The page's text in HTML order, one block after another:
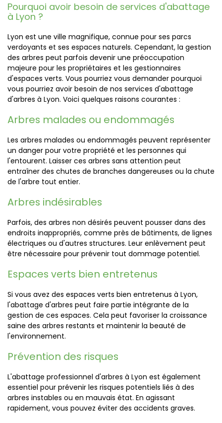
Pourquoi avoir besoin de services d'abattage
à Lyon ?
Lyon est une ville magnifique, connue pour ses parcs
verdoyants et ses espaces naturels. Cependant, la gestion
des arbres peut parfois devenir une préoccupation
majeure pour les propriétaires et les gestionnaires
d'espaces verts. Vous pourriez vous demander pourquoi
vous pourriez avoir besoin de nos services d'abattage
d'arbres à Lyon. Voici quelques raisons courantes :
Arbres malades ou endommagés
Les arbres malades ou endommagés peuvent représenter
un danger pour votre propriété et les personnes qui
l'entourent. Laisser ces arbres sans attention peut
entraîner des chutes de branches dangereuses ou la chute
de l'arbre tout entier.
Arbres indésirables
Parfois, des arbres non désirés peuvent pousser dans des
endroits inappropriés, comme près de bâtiments, de lignes
électriques ou d'autres structures. Leur enlèvement peut
être nécessaire pour prévenir tout dommage potentiel.
Espaces verts bien entretenus
Si vous avez des espaces verts bien entretenus à Lyon,
l'abattage d'arbres peut faire partie intégrante de la
gestion de ces espaces. Cela peut favoriser la croissance
saine des arbres restants et maintenir la beauté de
l'environnement.
Prévention des risques
L'abattage professionnel d'arbres à Lyon est également
essentiel pour prévenir les risques potentiels liés à des
arbres instables ou en mauvais état. En agissant
rapidement, vous pouvez éviter des accidents graves.